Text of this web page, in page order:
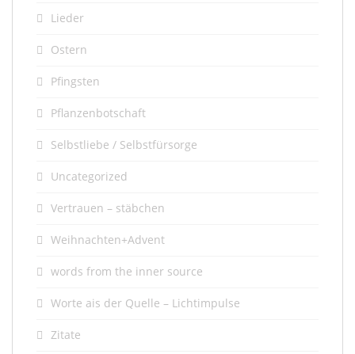
Lieder
Ostern
Pfingsten
Pflanzenbotschaft
Selbstliebe / Selbstfürsorge
Uncategorized
Vertrauen – stäbchen
Weihnachten+Advent
words from the inner source
Worte ais der Quelle – Lichtimpulse
Zitate